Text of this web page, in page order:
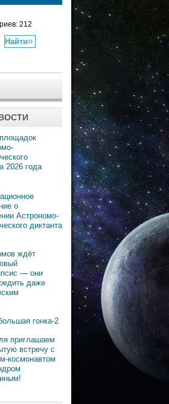
212
2026 года
о
Астрономо-
диктанта
ждёт
— они
даже
гонка-2
приглашаем
встречу с
космонавтом